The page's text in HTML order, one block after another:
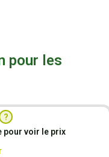
pour les
?
pour voir le prix